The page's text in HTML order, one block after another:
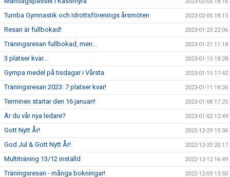
Tumba Gymnastik och Idrottsförenings årsmöten 2023-02-05 18:15
Resan är fullbokad! 2023-01-23 22:06
Träningsresan fullbokad, men... 2023-01-21 11:18
3 platser kvar... 2023-01-15 18:28
Gympa medel på tisdagar i Vårsta 2023-01-15 17:42
Träningsresan 2023: 7 platser kvar! 2023-01-11 18:26
Terminen startar den 16 januari! 2023-01-08 17:25
Är du vår nya ledare? 2023-01-02 12:49
Gott Nytt År! 2022-12-29 15:36
God Jul & Gott Nytt År! 2022-12-20 20:17
Multiträning 13/12 inställd 2022-12-12 16:49
Träningsresan - många bokningar! 2022-12-09 13:50